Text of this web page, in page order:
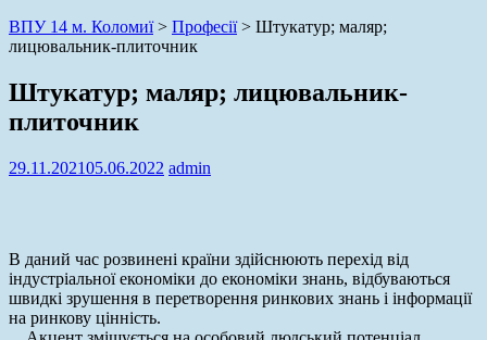
ВПУ 14 м. Коломиї> Професії> Штукатур; маляр;
лицювальник-плиточник
Штукатур; маляр; лицювальник-
плиточник
29.11.202105.06.2022 admin
В даний час розвинені країни здійснюють перехід від
індустріальної економіки до економіки знань, відбуваються
швидкі зрушення в перетворення ринкових знань і інформації
на ринкову цінність.